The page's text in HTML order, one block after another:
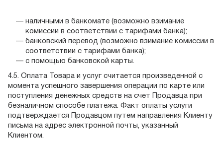
наличными в банкомате (возможно взимание
комиссии в соответствии с тарифами банка);
банковский перевод (возможно взимание комиссии в
соответствии с тарифами банка);
с помощью банковской карты.
4.5. Оплата Товара и услуг считается произведенной с
момента успешного завершения операции по карте или
поступления денежных средств на счет Продавца при
безналичном способе платежа. Факт оплаты услуги
подтверждается Продавцом путем направления Клиенту
письма на адрес электронной почты, указанный
Клиентом.